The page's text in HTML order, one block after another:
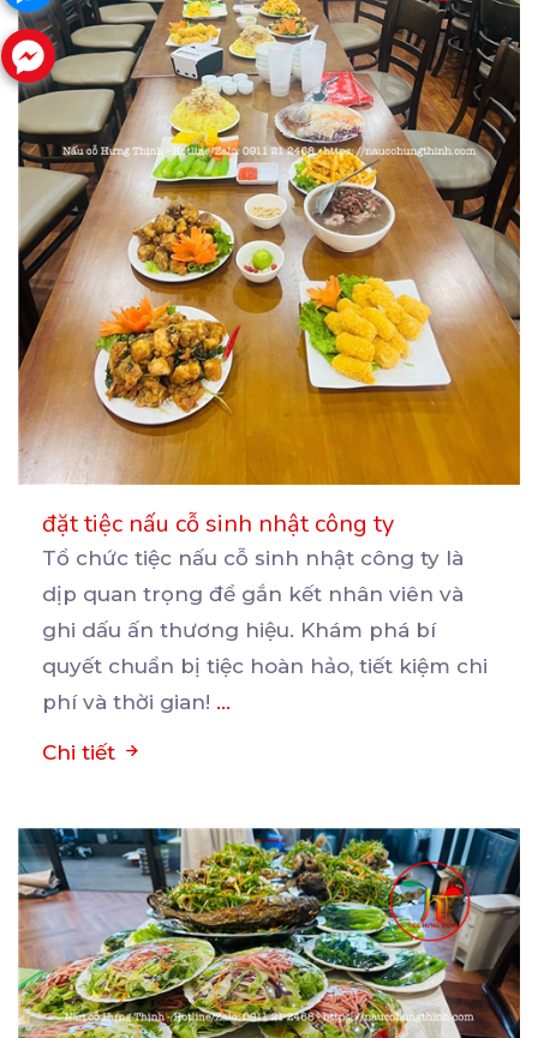
đặt tiệc nấu cỗ sinh nhật công ty
Tổ chức tiệc nấu cỗ sinh nhật công ty là
dịp quan trọng để gắn kết nhân viên và
ghi dấu ấn thương hiệu. Khám phá bí
quyết chuẩn bị tiệc hoàn hảo, tiết kiệm chi
phí và thời gian! ...
Chi tiết